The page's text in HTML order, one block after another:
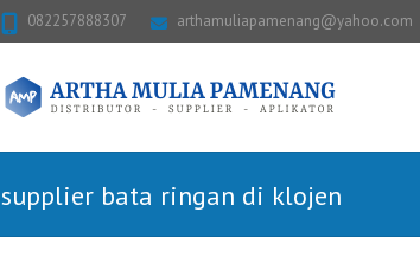
082257888307 arthamuliapamenang@yahoo.com
supplier bata ringan di klojen